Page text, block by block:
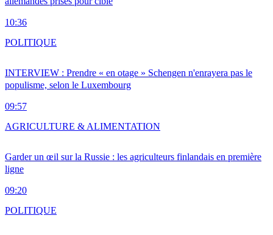
10:36
INTERVIEW : Prendre « en otage » Schengen n'enrayera pas le
populisme, selon le Luxembourg
09:57
POLITIQUE
Garder un œil sur la Russie : les agriculteurs finlandais en première
ligne
09:20
AGRICULTURE & ALIMENTATION
POLITIQUE